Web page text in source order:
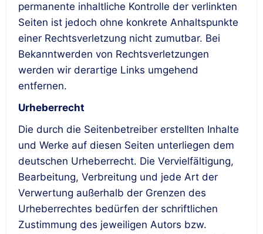
permanente inhaltliche Kontrolle der verlinkten
Seiten ist jedoch ohne konkrete Anhaltspunkte
einer Rechtsverletzung nicht zumutbar. Bei
Bekanntwerden von Rechtsverletzungen
werden wir derartige Links umgehend
entfernen.
Urheberrecht
Die durch die Seitenbetreiber erstellten Inhalte
und Werke auf diesen Seiten unterliegen dem
deutschen Urheberrecht. Die Vervielfältigung,
Bearbeitung, Verbreitung und jede Art der
Verwertung außerhalb der Grenzen des
Urheberrechtes bedürfen der schriftlichen
Zustimmung des jeweiligen Autors bzw.